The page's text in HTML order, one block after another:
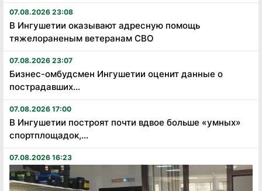
07.08.2026 23:08
В Ингушетии оказывают адресную помощь
тяжелораненым ветеранам СВО
07.08.2026 23:07
Бизнес-омбудсмен Ингушетии оценит данные о
пострадавших...
07.08.2026 17:00
В Ингушетии построят почти вдвое больше «умных»
спортплощадок,...
07.08.2026 16:23